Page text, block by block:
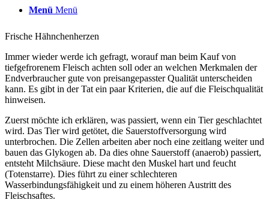
Menü Menü
Frische Hähnchenherzen
Immer wieder werde ich gefragt, worauf man beim Kauf von
tiefgefrorenem Fleisch achten soll oder an welchen Merkmalen der
Endverbraucher gute von preisangepasster Qualität unterscheiden
kann. Es gibt in der Tat ein paar Kriterien, die auf die Fleischqualität
hinweisen.
Zuerst möchte ich erklären, was passiert, wenn ein Tier geschlachtet
wird. Das Tier wird getötet, die Sauerstoffversorgung wird
unterbrochen. Die Zellen arbeiten aber noch eine zeitlang weiter und
bauen das Glykogen ab. Da dies ohne Sauerstoff (anaerob) passiert,
entsteht Milchsäure. Diese macht den Muskel hart und feucht
(Totenstarre). Dies führt zu einer schlechteren
Wasserbindungsfähigkeit und zu einem höheren Austritt des
Fleischsaftes.